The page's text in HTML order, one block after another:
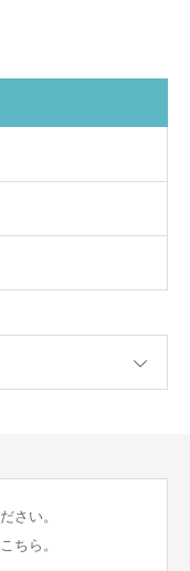
さい。
ちら。